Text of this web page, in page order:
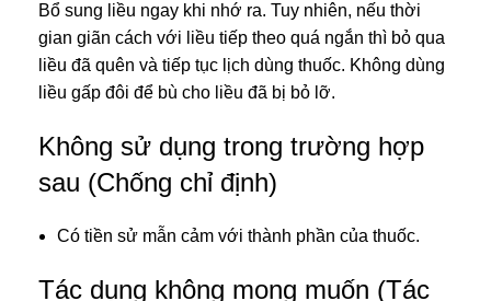
Bổ sung liều ngay khi nhớ ra. Tuy nhiên, nếu thời
gian giãn cách với liều tiếp theo quá ngắn thì bỏ qua
liều đã quên và tiếp tục lịch dùng thuốc. Không dùng
liều gấp đôi để bù cho liều đã bị bỏ lỡ.
Không sử dụng trong trường hợp
sau (Chống chỉ định)
Có tiền sử mẫn cảm với thành phần của thuốc.
Tác dụng không mong muốn (Tác